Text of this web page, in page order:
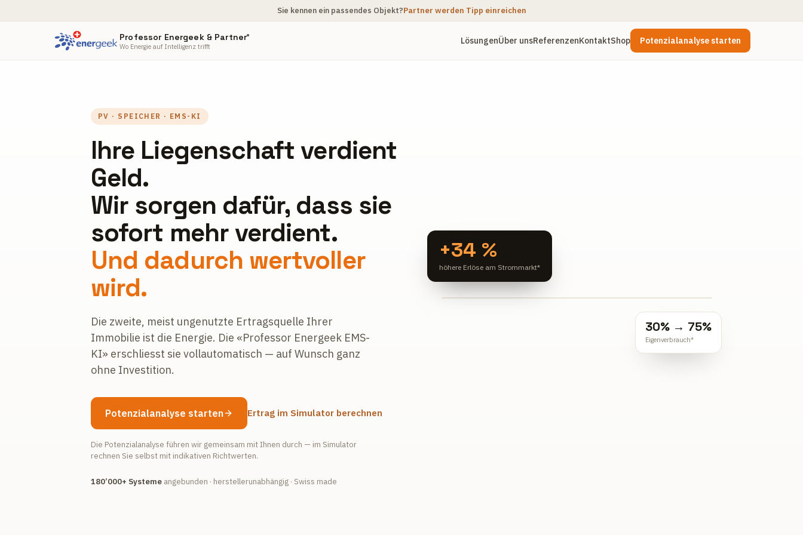
Sie kennen ein passendes Objekt?Partner werden·Tipp einreichen
Professor Energeek & Partner®
Wo Energie auf Intelligenz trifft
LösungenÜber unsReferenzenKontaktShop Potenzialanalyse starten
PV · SPEICHER · EMS-KI
Ihre Liegenschaft verdient
Geld.
Wir sorgen dafür, dass sie
sofort mehr verdient.
Und dadurch wertvoller
wird.
Die zweite, meist ungenutzte Ertragsquelle Ihrer
Immobilie ist die Energie. Die «Professor Energeek EMS-
KI» erschliesst sie vollautomatisch — auf Wunsch ganz
ohne Investition.
Potenzialanalyse starten Ertrag im Simulator berechnen
Die Potenzialanalyse führen wir gemeinsam mit Ihnen durch — im Simulator
rechnen Sie selbst mit indikativen Richtwerten.
180’000+ Systeme angebunden · herstellerunabhängig · Swiss made
+34 %
höhere Erlöse am Strommarkt*
30% → 75%
Eigenverbrauch*